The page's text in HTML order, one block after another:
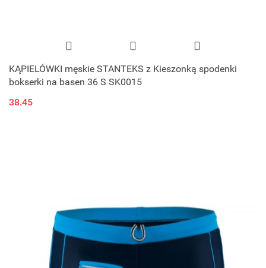
KĄPIELÓWKI męskie STANTEKS z Kieszonką spodenki
bokserki na basen 36 S SK0015
38.45